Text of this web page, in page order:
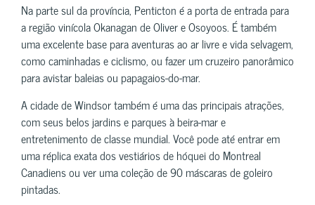
Na parte sul da província, Penticton é a porta de entrada para
a região vinícola Okanagan de Oliver e Osoyoos. É também
uma excelente base para aventuras ao ar livre e vida selvagem,
como caminhadas e ciclismo, ou fazer um cruzeiro panorâmico
para avistar baleias ou papagaios-do-mar.
A cidade de Windsor também é uma das principais atrações,
com seus belos jardins e parques à beira-mar e
entretenimento de classe mundial. Você pode até entrar em
uma réplica exata dos vestiários de hóquei do Montreal
Canadiens ou ver uma coleção de 90 máscaras de goleiro
pintadas.